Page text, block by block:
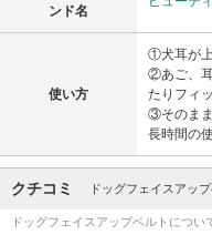
ンド名
使い方
①犬耳が上
②あご、
たりフィ
③そのま
長時間の
クチコミ ドッグフェイスアッ
ドッグフェイスアップベルトについ